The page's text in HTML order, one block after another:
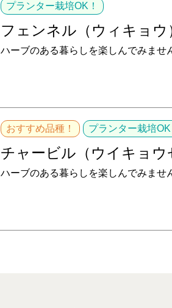
プランター栽培OK！
フェンネル（ウィキョ
ハーブのある暮らしを楽しんでみませ
おすすめ品種！ プランター栽培OK
チャービル（ウイキョウ
ハーブのある暮らしを楽しんでみませ